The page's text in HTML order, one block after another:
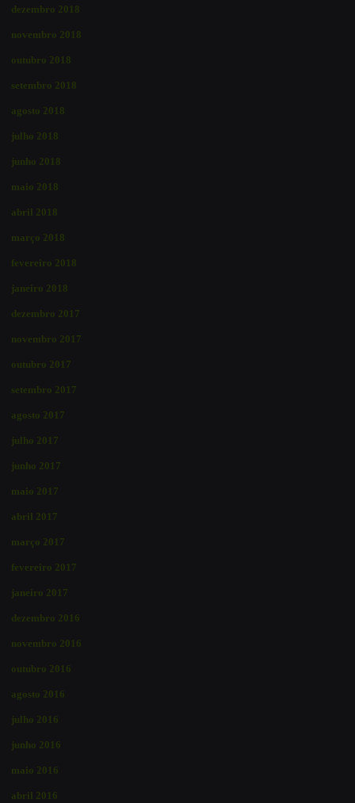
dezembro 2018
novembro 2018
outubro 2018
setembro 2018
agosto 2018
julho 2018
junho 2018
maio 2018
abril 2018
março 2018
fevereiro 2018
janeiro 2018
dezembro 2017
novembro 2017
outubro 2017
setembro 2017
agosto 2017
julho 2017
junho 2017
maio 2017
abril 2017
março 2017
fevereiro 2017
janeiro 2017
dezembro 2016
novembro 2016
outubro 2016
agosto 2016
julho 2016
junho 2016
maio 2016
abril 2016